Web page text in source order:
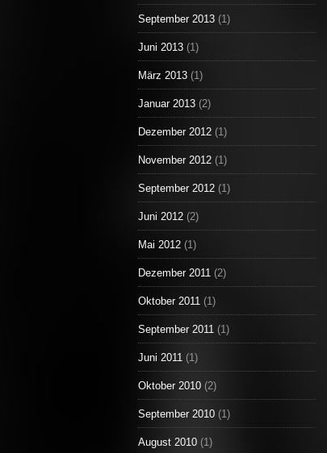
September 2013 (1)
Juni 2013 (1)
März 2013 (1)
Januar 2013 (2)
Dezember 2012 (1)
November 2012 (1)
September 2012 (1)
Juni 2012 (2)
Mai 2012 (1)
Dezember 2011 (2)
Oktober 2011 (1)
September 2011 (1)
Juni 2011 (1)
Oktober 2010 (2)
September 2010 (1)
August 2010 (1)